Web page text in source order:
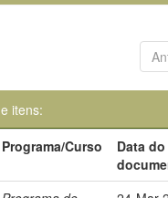
itens:
Programa/Curso
Data do